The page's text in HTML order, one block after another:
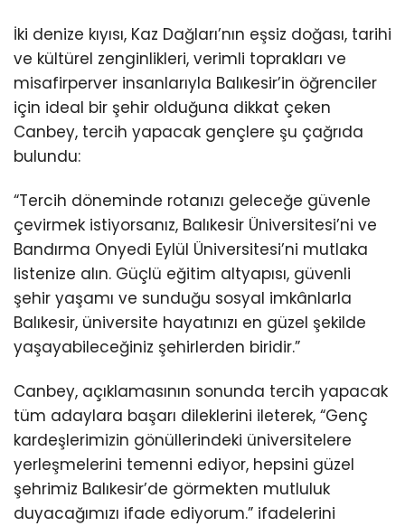
İki denize kıyısı, Kaz Dağları’nın eşsiz doğası, tarihi
ve kültürel zenginlikleri, verimli toprakları ve
misafirperver insanlarıyla Balıkesir’in öğrenciler
için ideal bir şehir olduğuna dikkat çeken
Canbey, tercih yapacak gençlere şu çağrıda
bulundu:
“Tercih döneminde rotanızı geleceğe güvenle
çevirmek istiyorsanız, Balıkesir Üniversitesi’ni ve
Bandırma Onyedi Eylül Üniversitesi’ni mutlaka
listenize alın. Güçlü eğitim altyapısı, güvenli
şehir yaşamı ve sunduğu sosyal imkânlarla
Balıkesir, üniversite hayatınızı en güzel şekilde
yaşayabileceğiniz şehirlerden biridir.”
Canbey, açıklamasının sonunda tercih yapacak
tüm adaylara başarı dileklerini ileterek, “Genç
kardeşlerimizin gönüllerindeki üniversitelere
yerleşmelerini temenni ediyor, hepsini güzel
şehrimiz Balıkesir’de görmekten mutluluk
duyacağımızı ifade ediyorum.” ifadelerini